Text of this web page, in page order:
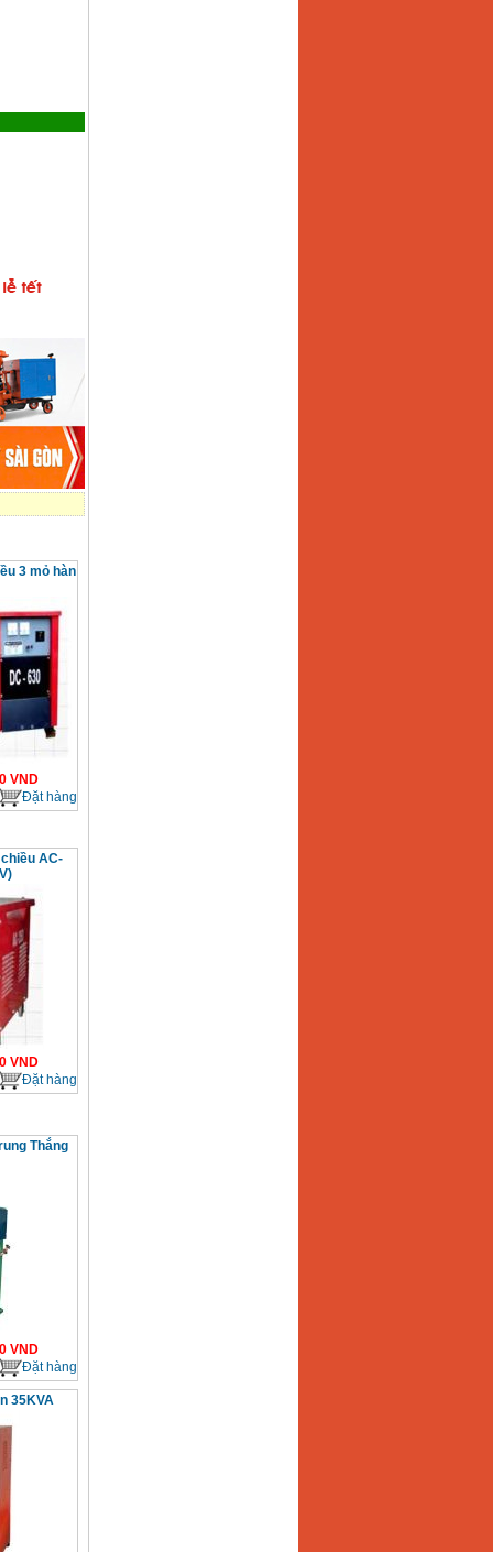
3 mỏ hàn
VND
Đặt hàng
AC-
VND
Đặt hàng
Thắng
VND
Đặt hàng
35KVA